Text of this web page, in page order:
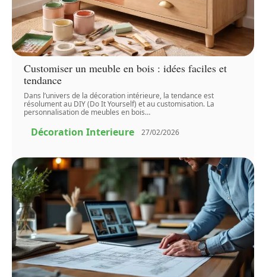
Customiser un meuble en bois : idées faciles et
tendance
Dans l’univers de la décoration intérieure, la tendance est
résolument au DIY (Do It Yourself) et au customisation. La
personnalisation de meubles en bois…
Décoration Interieure 27/02/2026